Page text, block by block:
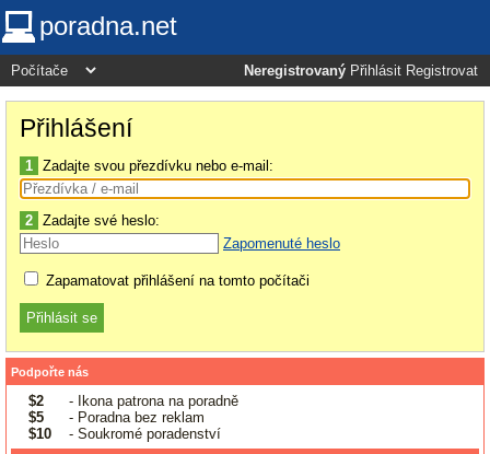
poradna.net
Neregistrovaný Přihlásit Registrovat
Přihlášení
1 Zadajte svou přezdívku nebo e-mail:
2 Zadajte své heslo:
Zapomenuté heslo
Zapamatovat přihlášení na tomto počítači
Podpořte nás
$2
- Ikona patrona na poradně
$5
- Poradna bez reklam
$10
- Soukromé poradenství